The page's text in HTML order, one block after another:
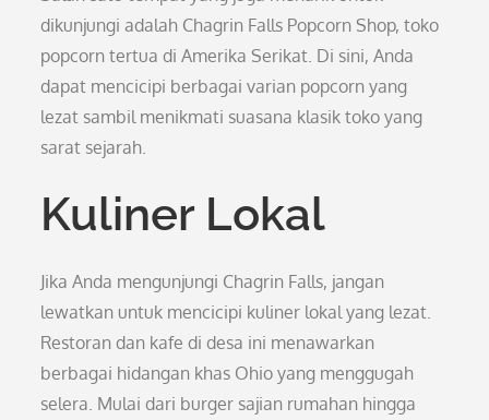
dikunjungi adalah Chagrin Falls Popcorn Shop, toko
popcorn tertua di Amerika Serikat. Di sini, Anda
dapat mencicipi berbagai varian popcorn yang
lezat sambil menikmati suasana klasik toko yang
sarat sejarah.
Kuliner Lokal
Jika Anda mengunjungi Chagrin Falls, jangan
lewatkan untuk mencicipi kuliner lokal yang lezat.
Restoran dan kafe di desa ini menawarkan
berbagai hidangan khas Ohio yang menggugah
selera. Mulai dari burger sajian rumahan hingga